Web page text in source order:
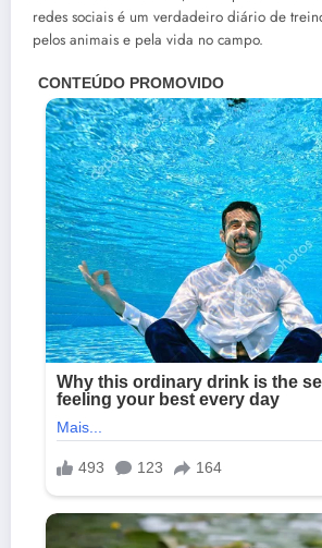
redes sociais é um verdadeiro diário de
pelos animais e pela vida no campo.